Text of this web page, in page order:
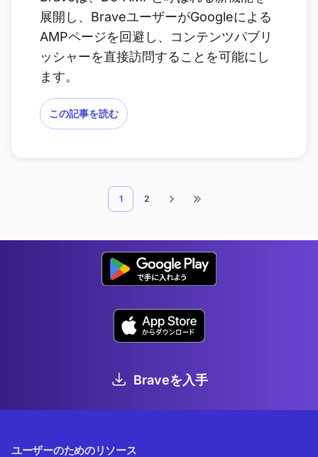
展開し、BraveユーザーがGoogleによる
AMPページを回避し、コンテンツパブリ
ッシャーを直接訪問することを可能にし
ます。
この記事を読む
1 2
Braveを入手
ユーザーのためのリソース